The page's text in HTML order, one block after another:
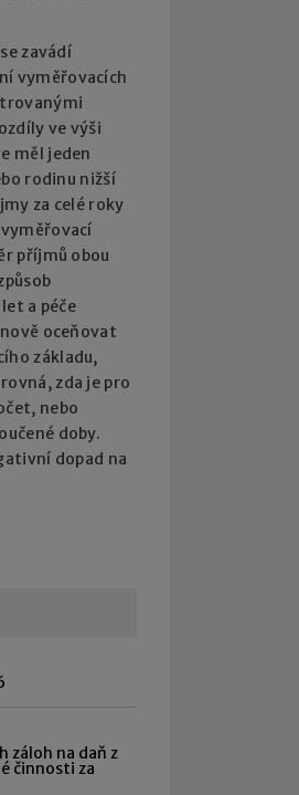
zavádí
vyměřovacích
ve výši
měl jeden
rodinu nižší
za celé roky
příjmů obou
a péče
nově oceňovat
základu,
zda je pro
nebo
doby.
dopad na
záloh na daň z
činnosti za